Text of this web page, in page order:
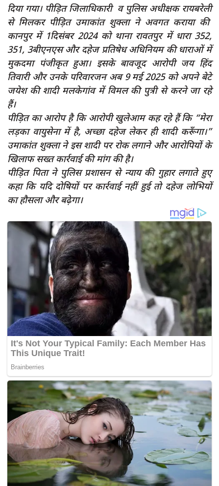
दिया गया। पीड़ित जिलाधिकारी व पुलिस अधीक्षक रायबरेली
से मिलकर पीड़ित उमाकांत शुक्ला ने अवगत कराया की
कानपुर में 1दिसंबर 2024 को थाना रावतपुर में धारा 352,
351, 3बीएनएस और दहेज प्रतिषेध अधिनियम की धाराओं में
मुकदमा पंजीकृत हुआ। इसके बावजूद आरोपी जय हिंद
तिवारी और उनके परिवारजन अब 9 मई 2025 को अपने बेटे
जयेश की शादी मलकेगांव में विमल की पुत्री से करने जा रहे
हैं।
पीड़ित का आरोप है कि आरोपी खुलेआम कह रहे हैं कि “मेरा
लड़का वायुसेना में है, अच्छा दहेज लेकर ही शादी करूँगा।”
उमाकांत शुक्ला ने इस शादी पर रोक लगाने और आरोपियों के
खिलाफ सख्त कार्रवाई की मांग की है।
पीड़ित पिता ने पुलिस प्रशासन से न्याय की गुहार लगाते हुए
कहा कि यदि दोषियों पर कार्रवाई नहीं हुई तो दहेज लोभियों
का हौसला और बढ़ेगा।